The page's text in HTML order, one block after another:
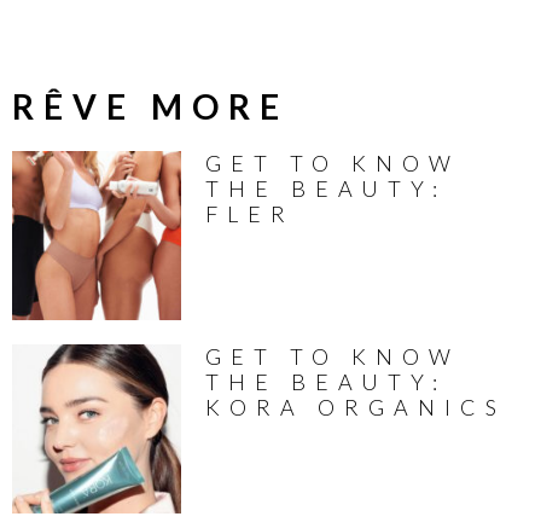
RÊVE MORE
GET TO KNOW
THE BEAUTY:
FLER
GET TO KNOW
THE BEAUTY:
KORA ORGANICS